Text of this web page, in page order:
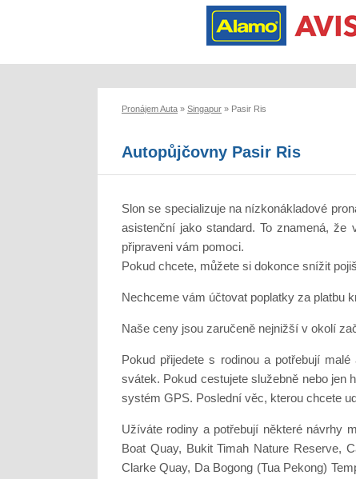
Pronájem Auta » Singapur » Pasir Ris
Autopůjčovny Pasir Ris
Slon se specializuje na nízkonákladové
asistenční jako standard. To znamená,
připraveni vám pomoci.
Pokud chcete, můžete si dokonce snížit
Nechceme vám účtovat poplatky za platbu
Naše ceny jsou zaručeně nejnižší v okolí
Pokud přijedete s rodinou a potřebují
svátek. Pokud cestujete služebně nebo jen
systém GPS. Poslední věc, kterou chcete
Užíváte rodiny a potřebují některé návrhy
Boat Quay, Bukit Timah Nature Reserve,
Clarke Quay, Da Bogong (Tua Pekong)